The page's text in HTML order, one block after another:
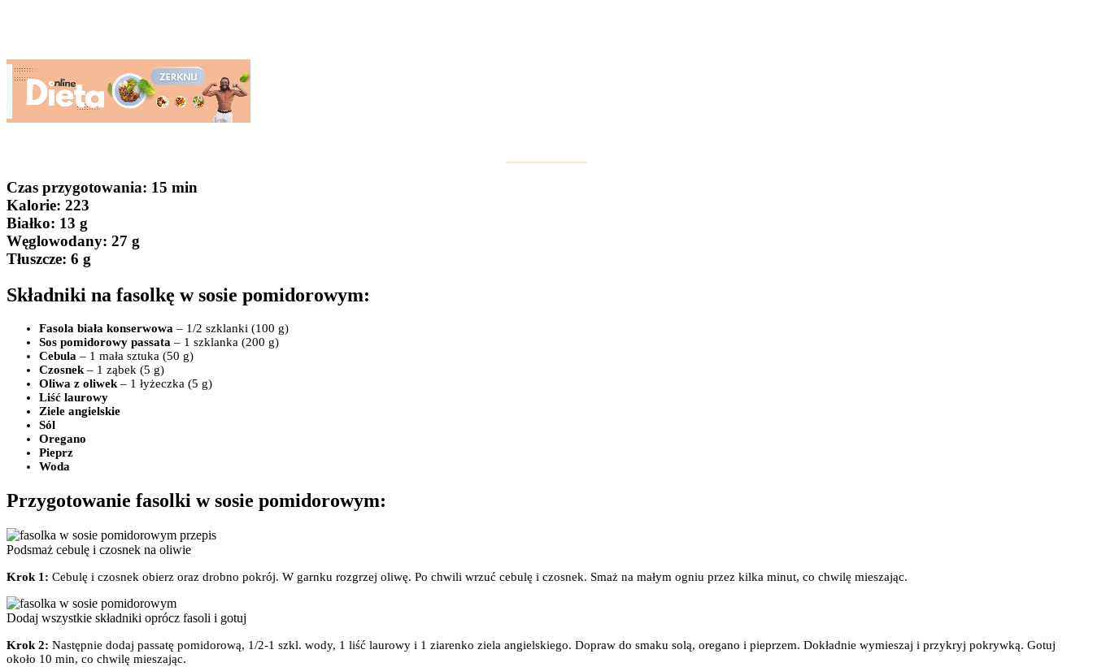
Czas przygotowania: 15 min
Kalorie: 223
Białko: 13 g
Węglowodany: 27 g
Tłuszcze: 6 g
Składniki na fasolkę w sosie pomidorowym:
Fasola biała konserwowa – 1/2 szklanki (100 g)
Sos pomidorowy passata – 1 szklanka (200 g)
Cebula – 1 mała sztuka (50 g)
Czosnek– 1 ząbek (5 g)
Oliwa z oliwek– 1 łyżeczka (5 g)
Liść laurowy
Ziele angielskie
Sól
Oregano
Pieprz
Woda
Przygotowanie fasolki w sosie pomidorowym:
Podsmaż cebulę i czosnek na oliwie
Krok 1: Cebulę i czosnek obierz oraz drobno pokrój. W garnku rozgrzej oliwę. Po chwili wrzuć cebulę i czosnek. Smaż na małym ogniu przez kilka minut, co chwilę mieszając.
Dodaj wszystkie składniki oprócz fasoli i gotuj
Krok 2: Następnie dodaj passatę pomidorową, 1/2-1 szkl. wody, 1 liść laurowy i 1 ziarenko ziela angielskiego. Dopraw do smaku solą, oregano i pieprzem. Dokładnie wymieszaj i przykryj pokrywką. Gotuj
około 10 min, co chwilę mieszając.